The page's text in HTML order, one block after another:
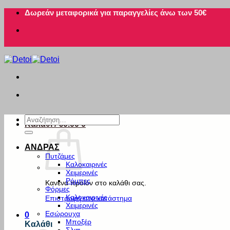
Μετάβαση
περιεχόμενο
Δωρεάν μεταφορικά για παραγγελίες άνω των 50€
Καλάθι /€0.00 0
Κανένα προϊόν στο καλάθι σας.
Επιστροφή στο κατάστημα
0
Καλάθι
Αναζήτηση
για:
ΑΝΔΡΑΣ
Πυτζάμες
Καλοκαιρινές
Χειμερινές
Ρόμπες
Φόρμες
Καλοκαιρινές
Χειμερινές
Εσώρουχα
Μποξέρ